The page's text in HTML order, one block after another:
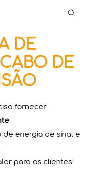
DE
DE
fornecer
energia de sinal e
para os clientes!​​​​​​​